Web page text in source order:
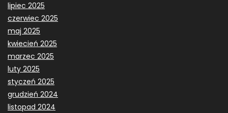
lipiec 2025
czerwiec 2025
maj 2025
kwiecień 2025
marzec 2025
luty 2025
styczeń 2025
grudzień 2024
listopad 2024